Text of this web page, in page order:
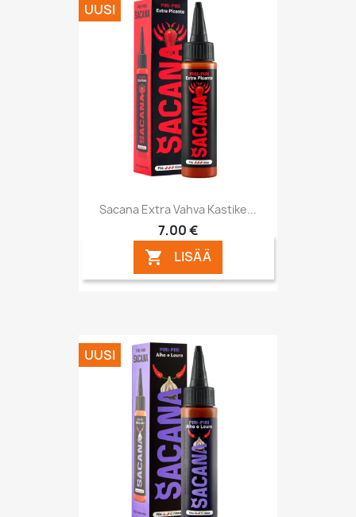
Sacana Extra Vahva Kastike...
7,00 €
 LISÄÄ
UUSI
UUSI